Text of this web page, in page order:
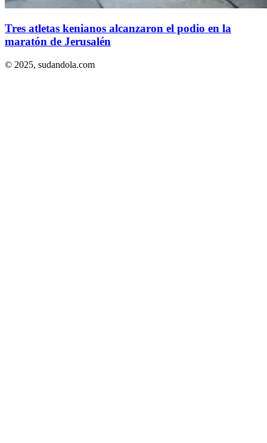
Tres atletas kenianos alcanzaron el podio en la
maratón de Jerusalén
© 2025, sudandola.com